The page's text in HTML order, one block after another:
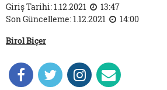
Giriş Tarihi: 1.12.2021
13:47
Son Güncelleme: 1.12.2021
14:00
Birol Biçer